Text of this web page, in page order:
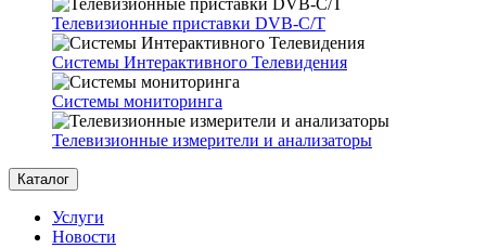
Телевизионные приставки DVB-C/T
Системы Интерактивного Телевидения
Системы мониторинга
Телевизионные измерители и анализаторы
Каталог
Услуги
Новости